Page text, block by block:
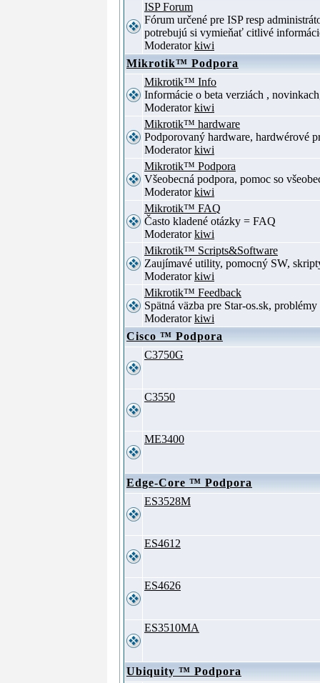
ISP Forum
Fórum určené pre ISP resp
potrebujú si vymieňať citlivé
Moderatorkiwi
Mikrotik™ Podpora
Mikrotik™ Info
Informácie o beta verziách ,
Moderatorkiwi
Mikrotik™ hardware
Podporovaný hardware, hardwérové
Moderatorkiwi
Mikrotik™ Podpora
Všeobecná podpora, pomoc so
Moderatorkiwi
Mikrotik™ FAQ
Často kladené otázky = FAQ
Moderatorkiwi
Mikrotik™ Scripts&Software
Zaujímavé utility, pomocný SW,
Moderatorkiwi
Mikrotik™ Feedback
Spätná väzba pre Star-os.sk,
Moderatorkiwi
Cisco ™ Podpora
C3750G
C3550
ME3400
Edge-Core ™ Podpora
ES3528M
ES4612
ES4626
ES3510MA
Ubiquity ™ Podpora